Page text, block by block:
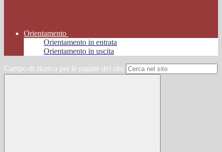
Orientamento
Orientamento in entrata
Orientamento in uscita
Campo di ricerca per le pagine del sito